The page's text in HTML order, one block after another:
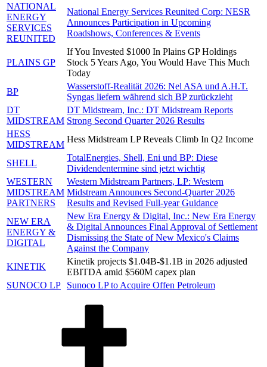
NATIONAL
ENERGY
SERVICES
REUNITED
National Energy Services Reunited Corp: NESR
Announces Participation in Upcoming
Roadshows, Conferences & Events
PLAINS GP
If You Invested $1000 In Plains GP Holdings
Stock 5 Years Ago, You Would Have This Much
Today
BP
Wasserstoff-Realität 2026: Nel ASA und A.H.T.
Syngas liefern während sich BP zurückzieht
DT
MIDSTREAM
DT Midstream, Inc.: DT Midstream Reports
Strong Second Quarter 2026 Results
HESS
MIDSTREAM
Hess Midstream LP Reveals Climb In Q2 Income
SHELL
TotalEnergies, Shell, Eni und BP: Diese
Dividendentermine sind jetzt wichtig
WESTERN
MIDSTREAM
PARTNERS
Western Midstream Partners, LP: Western
Midstream Announces Second-Quarter 2026
Results and Revised Full-year Guidance
NEW ERA
ENERGY &
DIGITAL
New Era Energy & Digital, Inc.: New Era Energy
& Digital Announces Final Approval of Settlement
Dismissing the State of New Mexico's Claims
Against the Company
KINETIK
Kinetik projects $1.04B-$1.1B in 2026 adjusted
EBITDA amid $560M capex plan
SUNOCO LP
Sunoco LP to Acquire Offen Petroleum